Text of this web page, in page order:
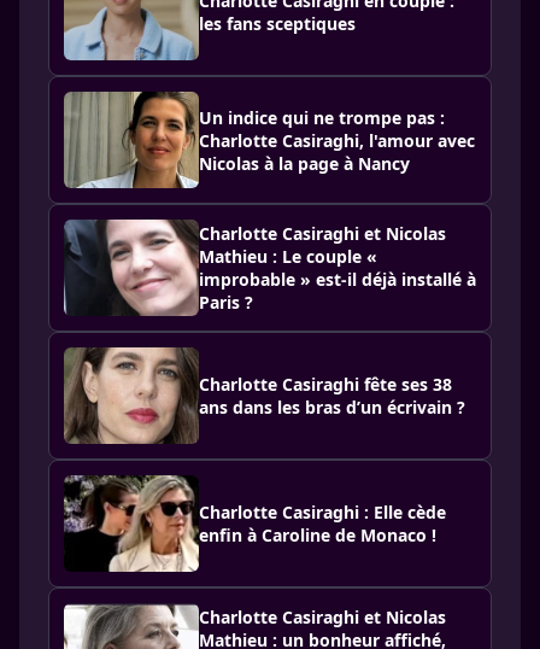
les fans sceptiques
Un indice qui ne trompe pas :
Charlotte Casiraghi, l'amour avec
Nicolas à la page à Nancy
Charlotte Casiraghi et Nicolas
Mathieu : Le couple «
improbable » est-il déjà installé à
Paris ?
Charlotte Casiraghi fête ses 38
ans dans les bras d’un écrivain ?
Charlotte Casiraghi : Elle cède
enfin à Caroline de Monaco !
Charlotte Casiraghi et Nicolas
Mathieu : un bonheur affiché,